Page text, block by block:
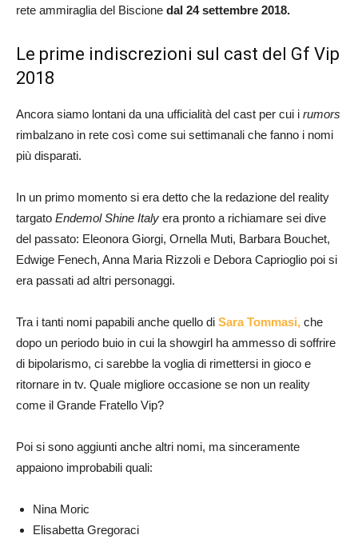
rete ammiraglia del Biscione dal 24 settembre 2018.
Le prime indiscrezioni sul cast del Gf Vip
2018
Ancora siamo lontani da una ufficialità del cast per cui i rumors
rimbalzano in rete così come sui settimanali che fanno i nomi
più disparati.
In un primo momento si era detto che la redazione del reality
targato Endemol Shine Italy era pronto a richiamare sei dive
del passato: Eleonora Giorgi, Ornella Muti, Barbara Bouchet,
Edwige Fenech, Anna Maria Rizzoli e Debora Caprioglio poi si
era passati ad altri personaggi.
Tra i tanti nomi papabili anche quello di Sara Tommasi, che
dopo un periodo buio in cui la showgirl ha ammesso di soffrire
di bipolarismo, ci sarebbe la voglia di rimettersi in gioco e
ritornare in tv. Quale migliore occasione se non un reality
come il Grande Fratello Vip?
Poi si sono aggiunti anche altri nomi, ma sinceramente
appaiono improbabili quali:
Nina Moric
Elisabetta Gregoraci